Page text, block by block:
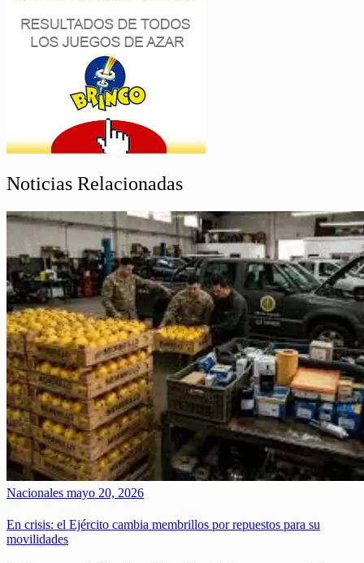
Noticias Relacionadas
Nacionales mayo 20, 2026
En crisis: el Ejército cambia membrillos por repuestos para su
movilidades